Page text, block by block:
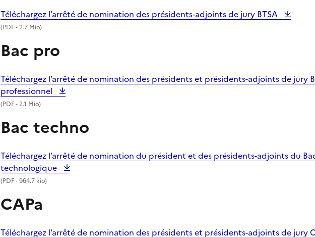
Téléchargez l’arrêté de nomination des présidents-adjoints de jury BTSA
(PDF- 2.7 Mio)
Bac pro
Téléchargez l’arrêté de nomination des présidents et présidents-adjoints de jury
professionnel
(PDF- 2.1 Mio)
Bac techno
Téléchargez l’arrêté de nomination du président et des présidents-adjoints du
technologique
(PDF- 964.7 kio)
CAPa
Téléchargez l’arrêté de nomination des présidents et présidents-adjoints de jury